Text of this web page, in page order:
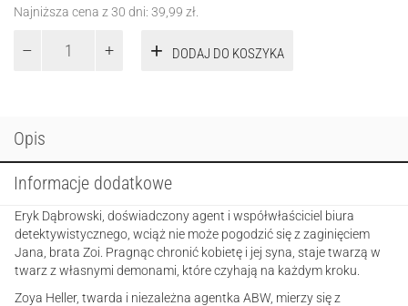
Najniższa cena z 30 dni: 39,99 zł
DODAJ DO KOSZYKA
Opis
Informacje dodatkowe
Eryk Dąbrowski, doświadczony agent i współwłaściciel biura
detektywistycznego, wciąż nie może pogodzić się z zaginięciem
Jana, brata Zoi. Pragnąc chronić kobietę i jej syna, staje twarzą w
twarz z własnymi demonami, które czyhają na każdym kroku.
Zoya Heller, twarda i niezależna agentka ABW, mierzy się z